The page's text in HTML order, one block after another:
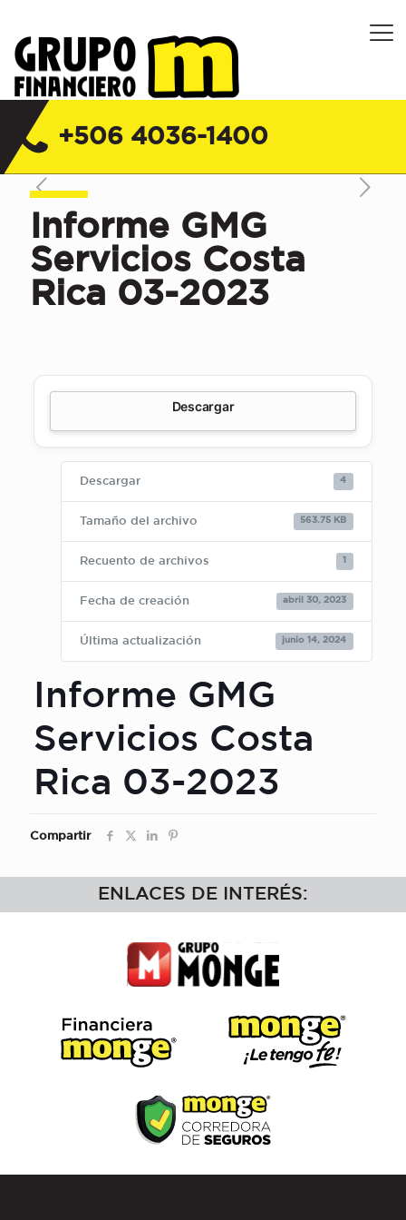
+506 4036-1400
Informe GMG
Servicios Costa
Rica 03-2023
Descargar
Descargar 4
Tamaño del archivo 563.75 KB
Recuento de archivos
Fecha de creación abril 30, 2023
Última actualización junio 14, 2024
Informe GMG
Servicios Costa
Rica 03-2023
Compartir
ENLACES DE INTERÉS: